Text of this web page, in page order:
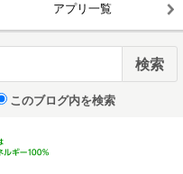
アプリ一覧
このブログ内を検索